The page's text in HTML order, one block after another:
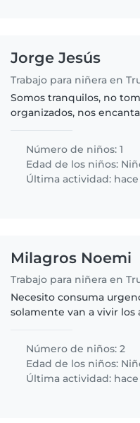
Jorge Jesús
Trabajo para niñera en
Somos tranquilos, no
organizados, nos
Número de niños: 1
Edad de los niños:
Última actividad:
Milagros Noemi
Trabajo para niñera en
Necesito consuma
solamente van a vivir
van a estar..
Número de niños: 2
Edad de los niños:
Última actividad: